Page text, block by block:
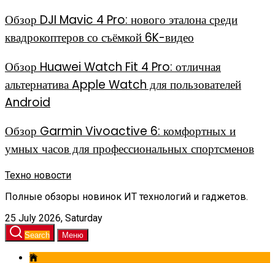
Обзор DJI Mavic 4 Pro: нового эталона среди
квадрокоптеров со съёмкой 6K-видео
Обзор Huawei Watch Fit 4 Pro: отличная
альтернатива Apple Watch для пользователей
Android
Обзор Garmin Vivoactive 6: комфортных и
умных часов для профессиональных спортсменов
Техно новости
Полные обзоры новинок ИТ технологий и гаджетов.
25 July 2026, Saturday
Search Меню